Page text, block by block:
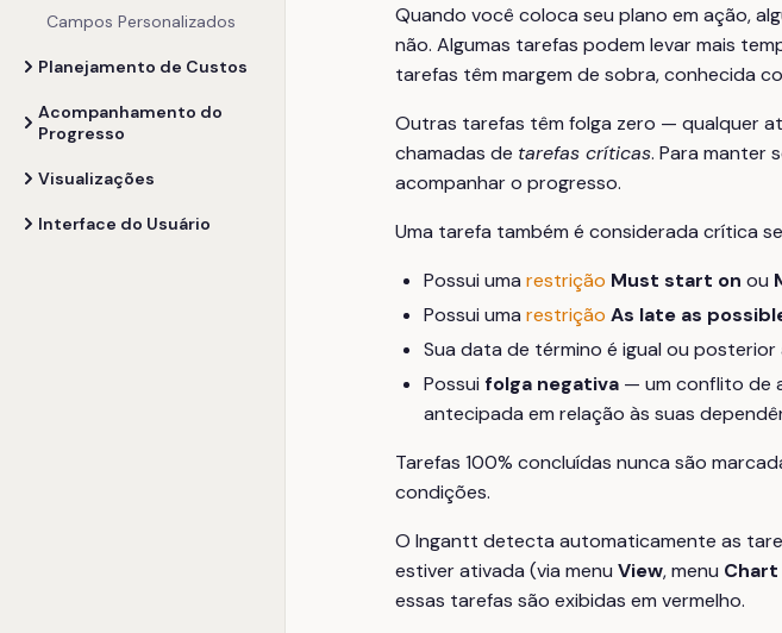
Campos Personalizados
Planejamento de Custos
Acompanhamento do
Progresso
Visualizações
Interface do Usuário
Quando você coloca seu plano em ação,
não. Algumas tarefas podem levar mais
tarefas têm margem de sobra, conhecida
Outras tarefas têm folga zero — qualquer
chamadas de tarefas críticas. Para manter
acompanhar o progresso.
Uma tarefa também é considerada crítica
Possui uma restrição Must start on ou
Possui uma restrição As late as
Sua data de término é igual ou posterior
Possui folga negativa — um conflito de
antecipada em relação às suas
Tarefas 100% concluídas nunca são
condições.
O Ingantt detecta automaticamente as
estiver ativada (via menu View, menu Chart
essas tarefas são exibidas em vermelho.